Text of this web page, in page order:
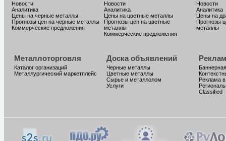
Новости
Аналитика
Цены на черные металлы
Прогнозы цен на черные металлы
Коммерческие предложения
Новости
Аналитика
Цены на цветные металлы
Прогнозы цен на цветные
металлы
Коммерческие предложения
Новости
Аналитика
Цены на
Прогнозы
металлы
Металлоторговля
Каталог организаций
Металлургический маркетплейс
Доска объявлений
Черные металлы
Цветные металлы
Сырье и металлолом
Услуги
Реклама
Classified